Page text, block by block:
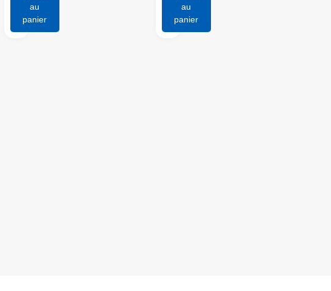
au
panier
au
panier